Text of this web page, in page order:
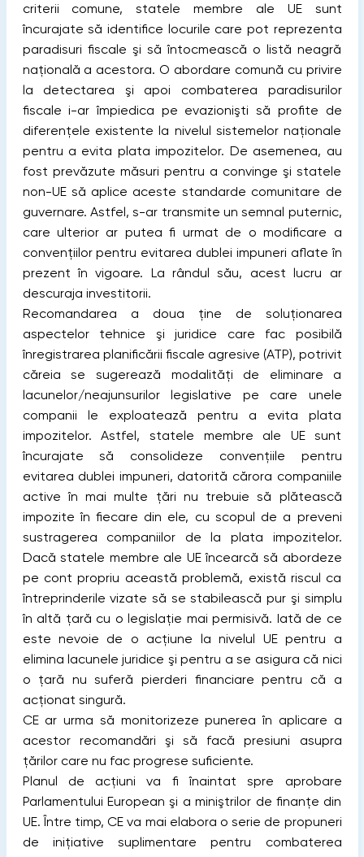
criterii comune, statele membre ale UE sunt
încurajate să identifice locurile care pot reprezenta
paradisuri fiscale şi să întocmească o listă neagră
naţională a acestora. O abordare comună cu privire
la detectarea şi apoi combaterea paradisurilor
fiscale i-ar împiedica pe evazionişti să profite de
diferenţele existente la nivelul sistemelor naţionale
pentru a evita plata impozitelor. De asemenea, au
fost prevăzute măsuri pentru a convinge şi statele
non-UE să aplice aceste standarde comunitare de
guvernare. Astfel, s-ar transmite un semnal puternic,
care ulterior ar putea fi urmat de o modificare a
convenţiilor pentru evitarea dublei impuneri aflate în
prezent în vigoare. La rândul său, acest lucru ar
descuraja investitorii.
Recomandarea a doua ţine de soluţionarea
aspectelor tehnice şi juridice care fac posibilă
înregistrarea planificării fiscale agresive (ATP), potrivit
căreia se sugerează modalităţi de eliminare a
lacunelor/neajunsurilor legislative pe care unele
companii le exploatează pentru a evita plata
impozitelor. Astfel, statele membre ale UE sunt
încurajate să consolideze convenţiile pentru
evitarea dublei impuneri, datorită cărora companiile
active în mai multe ţări nu trebuie să plătească
impozite în fiecare din ele, cu scopul de a preveni
sustragerea companiilor de la plata impozitelor.
Dacă statele membre ale UE încearcă să abordeze
pe cont propriu această problemă, există riscul ca
întreprinderile vizate să se stabilească pur şi simplu
în altă ţară cu o legislaţie mai permisivă. Iată de ce
este nevoie de o acţiune la nivelul UE pentru a
elimina lacunele juridice şi pentru a se asigura că nici
o ţară nu suferă pierderi financiare pentru că a
acţionat singură.
CE ar urma să monitorizeze punerea în aplicare a
acestor recomandări şi să facă presiuni asupra
ţărilor care nu fac progrese suficiente.
Planul de acţiuni va fi înaintat spre aprobare
Parlamentului European şi a miniştrilor de finanţe din
UE. Între timp, CE va mai elabora o serie de propuneri
de iniţiative suplimentare pentru combaterea